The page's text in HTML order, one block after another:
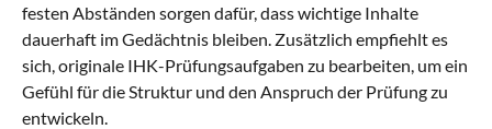
festen Abständen sorgen dafür, dass wichtige Inhalte
dauerhaft im Gedächtnis bleiben. Zusätzlich empfiehlt es
sich, originale IHK-Prüfungsaufgaben zu bearbeiten, um ein
Gefühl für die Struktur und den Anspruch der Prüfung zu
entwickeln.